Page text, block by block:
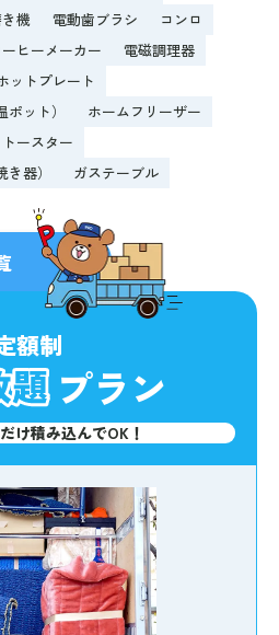
機 電動歯ブラシ
コンロ
ーヒーメーカー
電磁調理器
ットプレート
ット）
ホームフリーザー
トースター
器）
ガステーブル
額制
プラン
け積み込んでOK！